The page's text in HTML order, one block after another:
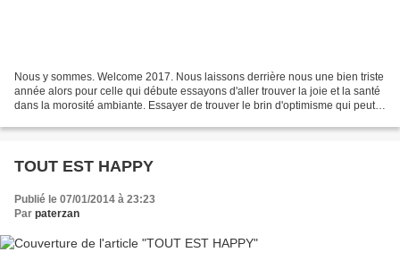
Nous y sommes. Welcome 2017. Nous laissons derrière nous une bien triste
année alors pour celle qui débute essayons d'aller trouver la joie et la santé
dans la morosité ambiante. Essayer de trouver le brin d'optimisme qui peut
TOUT EST HAPPY
Publié le 07/01/2014 à 23:23
Par paterzan